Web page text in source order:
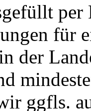
für
der
ggfls.